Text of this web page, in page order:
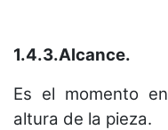
1.4.3.Alcance.
Es el momento
altura de la pieza.